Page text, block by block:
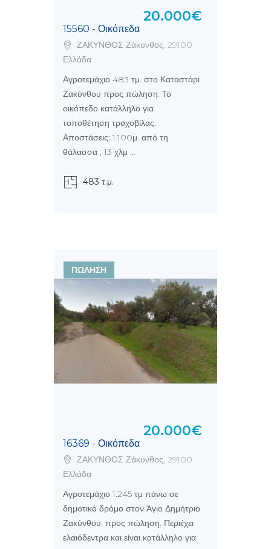
15560 - Οικόπεδα
20.000€
ΖΑΚΥΝΘΟΣ Ζάκυνθος, 29100
Ελλάδα
Αγροτεμάχιο 483 τμ. στο Καταστάρι
Ζακύνθου προς πώληση. Το
οικόπεδο κατάλληλο για
τοποθέτηση τροχοβίλας.
Αποστάσεις: 1.100μ. από τη
θάλασσα , 13 χλμ ...
483 τ.μ.
ΠΩΛΗΣΗ
16369 - Οικόπεδα
20.000€
ΖΑΚΥΝΘΟΣ Ζάκυνθος, 29100
Ελλάδα
Αγροτεμάχιο 1.245 τμ πάνω σε
δημοτικό δρόμο στον Άγιο Δημήτριο
Ζακύνθου, προς πώληση. Περιέχει
ελαιόδεντρα και είναι κατάλληλο για